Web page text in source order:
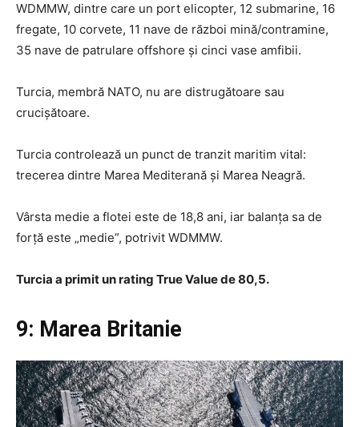
WDMMW, dintre care un port elicopter, 12 submarine, 16
fregate, 10 corvete, 11 nave de război mină/contramine,
35 nave de patrulare offshore și cinci vase amfibii.
Turcia, membră NATO, nu are distrugătoare sau
crucișătoare.
Turcia controlează un punct de tranzit maritim vital:
trecerea dintre Marea Mediterană și Marea Neagră.
Vârsta medie a flotei este de 18,8 ani, iar balanța sa de
forță este „medie”, potrivit WDMMW.
Turcia a primit un rating True Value de 80,5.
9: Marea Britanie